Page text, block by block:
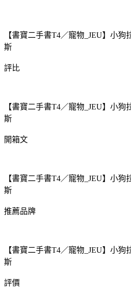
【書寶二手書T4／寵物_JEU】小
斯
評比
【書寶二手書T4／寵物_JEU】小
斯
開箱文
【書寶二手書T4／寵物_JEU】小
斯
推薦品牌
【書寶二手書T4／寵物_JEU】小
斯
評價